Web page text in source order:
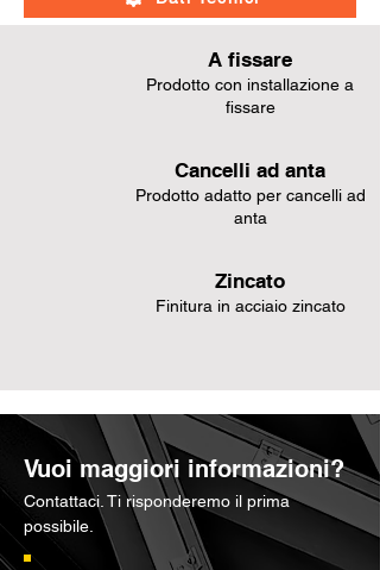
A fissare
Prodotto con installazione a
fissare
Cancelli ad anta
Prodotto adatto per cancelli ad
anta
Zincato
Finitura in acciaio zincato
Vuoi maggiori informazioni?
Contattaci. Ti risponderemo il prima
possibile.